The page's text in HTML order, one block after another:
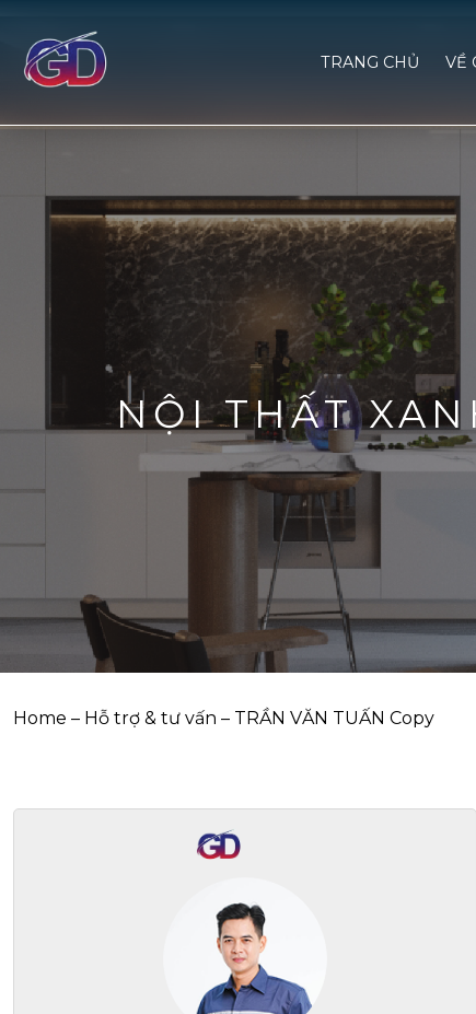
TRANG CHỦ VỀ
NỘI THẤT
Home – Hỗ trợ & tư vấn – TRẦN VĂN TUẤN Copy